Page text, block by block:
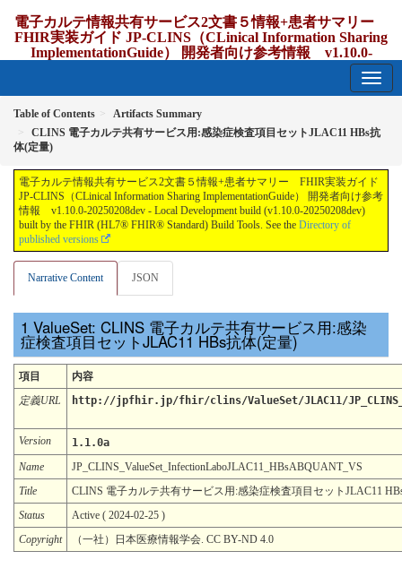
電子カルテ情報共有サービス2文書５情報+患者サマリー
FHIR実装ガイド JP-CLINS（CLinical Information Sharing
ImplementationGuide） 開発者向け参考情報 v1.10.0-
Table of Contents
Artifacts Summary
CLINS 電子カルテ共有サービス用:感染症検査項目セットJLAC11 HBs抗
体(定量)
電子カルテ情報共有サービス2文書５情報+患者サマリー FHIR実装ガイド
JP-CLINS（CLinical Information Sharing ImplementationGuide） 開発者向け参考
情報 v1.10.0-20250208dev - Local Development build (v1.10.0-20250208dev)
built by the FHIR (HL7® FHIR® Standard) Build Tools. See the Directory of
published versions
Narrative Content JSON
ValueSet: CLINS 電子カルテ共有サービス用:感染
症検査項目セットJLAC11 HBs抗体(定量)
項目
内容
定義URL
http://jpfhir.jp/fhir/clins/ValueSet/JLAC11/
Version
1.1.0a
Name
JP_CLINS_ValueSet_InfectionLaboJLAC11_HBsABQUANT_VS
Title
CLINS 電子カルテ共有サービス用:感染症検査項目セットJLAC11
Status
Active ( 2024-02-25 )
Copyright
（一社）日本医療情報学会. CC BY-ND 4.0